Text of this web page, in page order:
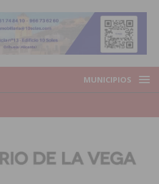
MUNICIPIOS